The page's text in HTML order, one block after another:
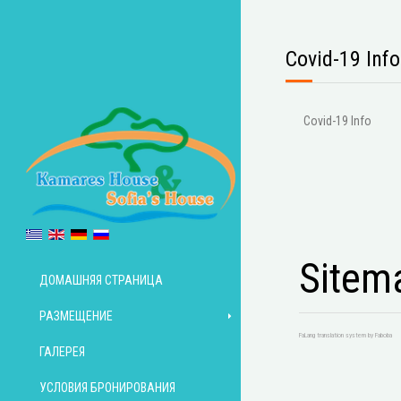
ДОМАШНЯЯ СТРАНИЦА
РАЗМЕЩЕНИЕ
ГАЛЕРЕЯ
УСЛОВИЯ БРОНИРОВАНИЯ
Covid-19 Info
Covid-19 Info
FaLang translation system by Faboba